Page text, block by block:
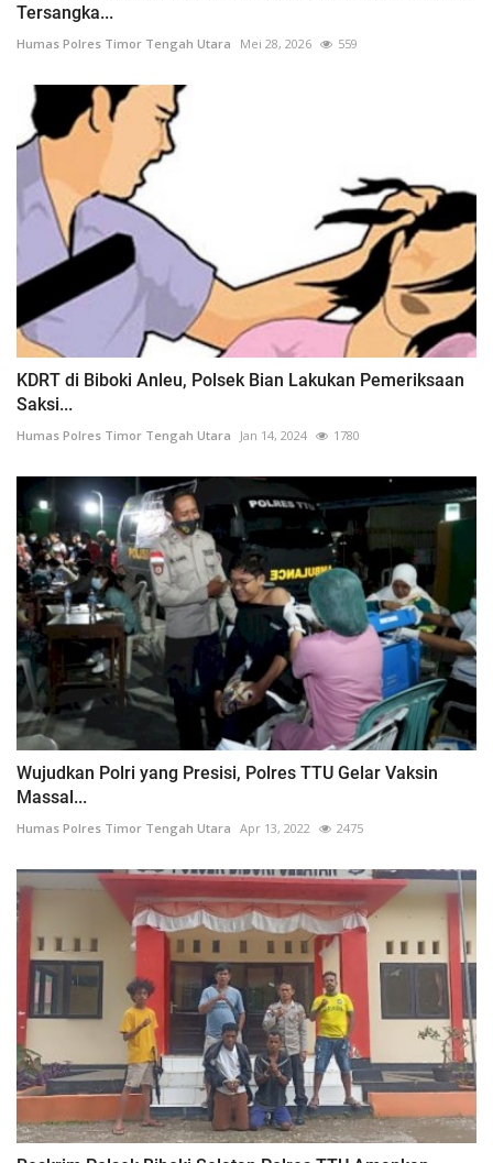
Tersangka...
Humas Polres Timor Tengah Utara Mei 28, 2026 559
KDRT di Biboki Anleu, Polsek Bian Lakukan Pemeriksaan
Saksi...
Humas Polres Timor Tengah Utara Jan 14, 2024 1780
Wujudkan Polri yang Presisi, Polres TTU Gelar Vaksin
Massal...
Humas Polres Timor Tengah Utara Apr 13, 2022 2475